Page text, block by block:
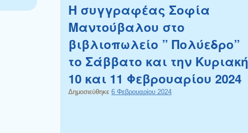
Η συγγραφέας Σοφία
Μαντούβαλου στο
βιβλιοπωλείο ” Πολύεδρο”
το Σάββατο και την Κυριακή
10 και 11 Φεβρουαρίου 2024
Δημοσιεύθηκε 6 Φεβρουαρίου 2024